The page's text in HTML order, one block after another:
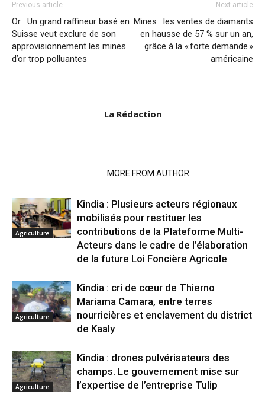
Previous article
Or : Un grand raffineur basé en
Suisse veut exclure de son
approvisionnement les mines
d’or trop polluantes
Next article
Mines : les ventes de diamants
en hausse de 57 % sur un an,
grâce à la « forte demande »
américaine
La Rédaction
MORE FROM AUTHOR
Agriculture
Kindia : Plusieurs acteurs régionaux
mobilisés pour restituer les
contributions de la Plateforme Multi-
Acteurs dans le cadre de l’élaboration
de la future Loi Foncière Agricole
Agriculture
Kindia : cri de cœur de Thierno
Mariama Camara, entre terres
nourricières et enclavement du district
de Kaaly
Agriculture
Kindia : drones pulvérisateurs des
champs. Le gouvernement mise sur
l’expertise de l’entreprise Tulip